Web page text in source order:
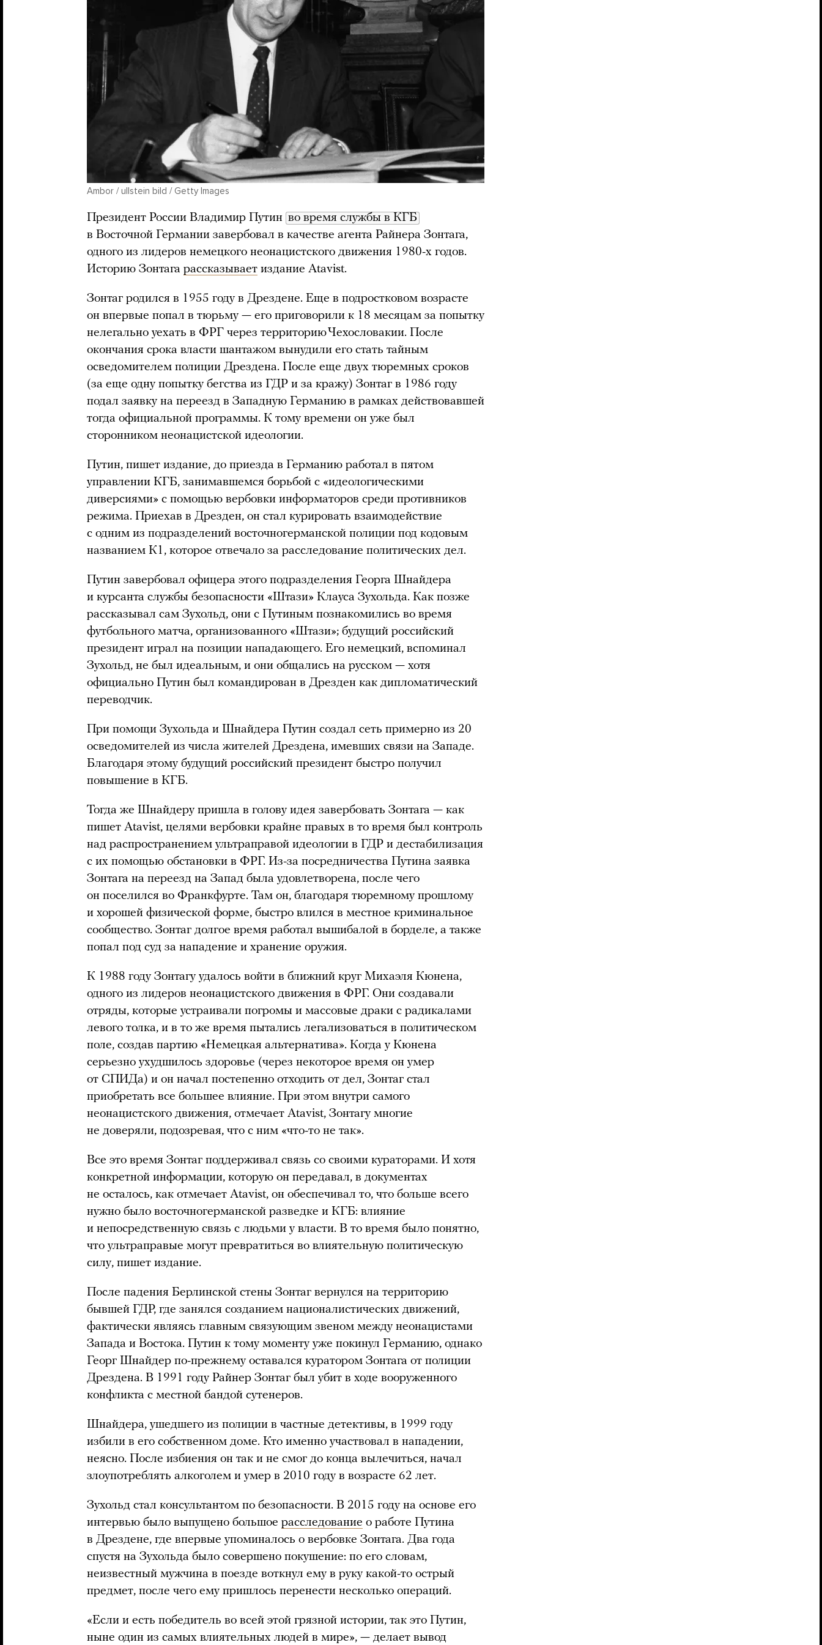
Ambor / ullstein bild / Getty Images
Президент России Владимир Путин во время службы в КГБ
в Восточной Германии завербовал в качестве агента Райнера Зонтага,
одного из лидеров немецкого неонацистского движения 1980-х годов.
Историю Зонтага рассказывает издание Atavist.
Зонтаг родился в 1955 году в Дрездене. Еще в подростковом возрасте
он впервые попал в тюрьму — его приговорили к 18 месяцам за попытку
нелегально уехать в ФРГ через территорию Чехословакии. После
окончания срока власти шантажом вынудили его стать тайным
осведомителем полиции Дрездена. После еще двух тюремных сроков
(за еще одну попытку бегства из ГДР и за кражу) Зонтаг в 1986 году
подал заявку на переезд в Западную Германию в рамках действовавшей
тогда официальной программы. К тому времени он уже был
сторонником неонацистской идеологии.
Путин, пишет издание, до приезда в Германию работал в пятом
управлении КГБ, занимавшемся борьбой с «идеологическими
диверсиями» с помощью вербовки информаторов среди противников
режима. Приехав в Дрезден, он стал курировать взаимодействие
с одним из подразделений восточногерманской полиции под кодовым
названием К1, которое отвечало за расследование политических дел.
Путин завербовал офицера этого подразделения Георга Шнайдера
и курсанта службы безопасности «Штази» Клауса Зухольда. Как позже
рассказывал сам Зухольд, они с Путиным познакомились во время
футбольного матча, организованного «Штази»; будущий российский
президент играл на позиции нападающего. Его немецкий, вспоминал
Зухольд, не был идеальным, и они общались на русском — хотя
официально Путин был командирован в Дрезден как дипломатический
переводчик.
При помощи Зухольда и Шнайдера Путин создал сеть примерно из 20
осведомителей из числа жителей Дрездена, имевших связи на Западе.
Благодаря этому будущий российский президент быстро получил
повышение в КГБ.
Тогда же Шнайдеру пришла в голову идея завербовать Зонтага — как
пишет Atavist, целями вербовки крайне правых в то время был контроль
над распространением ультраправой идеологии в ГДР и дестабилизация
с их помощью обстановки в ФРГ. Из-за посредничества Путина заявка
Зонтага на переезд на Запад была удовлетворена, после чего
он поселился во Франкфурте. Там он, благодаря тюремному прошлому
и хорошей физической форме, быстро влился в местное криминальное
сообщество. Зонтаг долгое время работал вышибалой в борделе, а также
попал под суд за нападение и хранение оружия.
К 1988 году Зонтагу удалось войти в ближний круг Михаэля Кюнена,
одного из лидеров неонацистского движения в ФРГ. Они создавали
отряды, которые устраивали погромы и массовые драки с радикалами
левого толка, и в то же время пытались легализоваться в политическом
поле, создав партию «Немецкая альтернатива». Когда у Кюнена
серьезно ухудшилось здоровье (через некоторое время он умер
от СПИДа) и он начал постепенно отходить от дел, Зонтаг стал
приобретать все большее влияние. При этом внутри самого
неонацистского движения, отмечает Atavist, Зонтагу многие
не доверяли, подозревая, что с ним «что-то не так».
Все это время Зонтаг поддерживал связь со своими кураторами. И хотя
конкретной информации, которую он передавал, в документах
не осталось, как отмечает Atavist, он обеспечивал то, что больше всего
нужно было восточногерманской разведке и КГБ: влияние
и непосредственную связь с людьми у власти. В то время было понятно,
что ультраправые могут превратиться во влиятельную политическую
силу, пишет издание.
После падения Берлинской стены Зонтаг вернулся на территорию
бывшей ГДР, где занялся созданием националистических движений,
фактически являясь главным связующим звеном между неонацистами
Запада и Востока. Путин к тому моменту уже покинул Германию, однако
Георг Шнайдер по-прежнему оставался куратором Зонтага от полиции
Дрездена. В 1991 году Райнер Зонтаг был убит в ходе вооруженного
конфликта с местной бандой сутенеров.
Шнайдера, ушедшего из полиции в частные детективы, в 1999 году
избили в его собственном доме. Кто именно участвовал в нападении,
неясно. После избиения он так и не смог до конца вылечиться, начал
злоупотреблять алкоголем и умер в 2010 году в возрасте 62 лет.
Зухольд стал консультантом по безопасности. В 2015 году на основе его
интервью было выпущено большое расследование о работе Путина
в Дрездене, где впервые упоминалось о вербовке Зонтага. Два года
спустя на Зухольда было совершено покушение: по его словам,
неизвестный мужчина в поезде воткнул ему в руку какой-то острый
предмет, после чего ему пришлось перенести несколько операций.
«Если и есть победитель во всей этой грязной истории, так это Путин,
ныне один из самых влиятельных людей в мире», — делает вывод